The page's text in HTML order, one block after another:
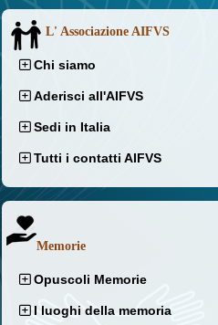
L' Associazione AIFVS
Chi siamo
Aderisci all'AIFVS
Sedi in Italia
Tutti i contatti AIFVS
Memorie
Opuscoli Memorie
I luoghi della memoria